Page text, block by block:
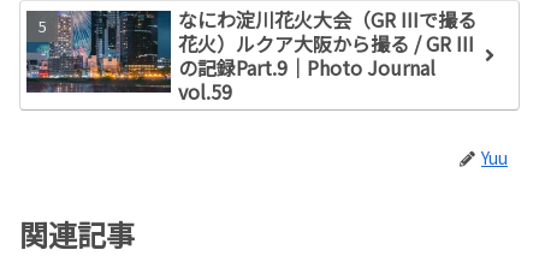
なにわ淀川花火大会（GR IIIで撮る
花火）ルクア大阪から撮る / GR III
の記録Part.9｜Photo Journal
vol.59
Yuu
関連記事